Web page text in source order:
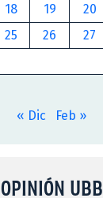
18 19 20
25 26 27
« Dic Feb »
OPINIÓN UBB